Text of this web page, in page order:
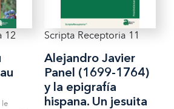
12
le
Scripta Receptoria 11
Alejandro Javier
Panel (1699-1764)
y la epigrafía
hispana. Un jesuita